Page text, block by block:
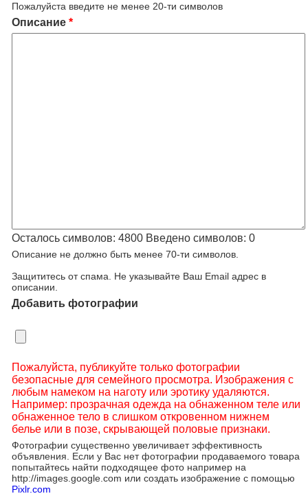
Пожалуйста введите не менее 20-ти символов
Описание *
Осталось символов: 4800 Введено символов: 0
Описание не должно быть менее 70-ти символов.
Защититесь от спама. Не указывайте Ваш Email адрес в
описании.
Добавить фотографии
Пожалуйста, публикуйте только фотографии
безопасные для семейного просмотра. Изображения с
любым намеком на наготу или эротику удаляются.
Например: прозрачная одежда на обнаженном теле или
обнаженное тело в слишком откровенном нижнем
белье или в позе, скрывающей половые признаки.
Фотографии существенно увеличивает эффективность
объявления. Если у Вас нет фотографии продаваемого товара
попытайтесь найти подходящее фото например на
http://images.google.com или создать изображение с помощью
Pixlr.com